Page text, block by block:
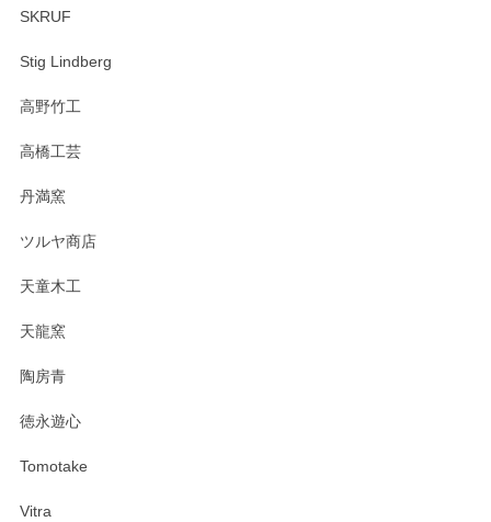
SKRUF
Stig Lindberg
高野竹工
高橋工芸
丹満窯
ツルヤ商店
天童木工
天龍窯
陶房青
徳永遊心
Tomotake
Vitra